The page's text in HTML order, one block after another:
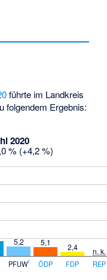
führte im Landkreis
folgendem Ergebnis:
2020
% (+4,2 %)
5,2 5,1 2,4 n. k.
PFUWf ÖDP FDP REP